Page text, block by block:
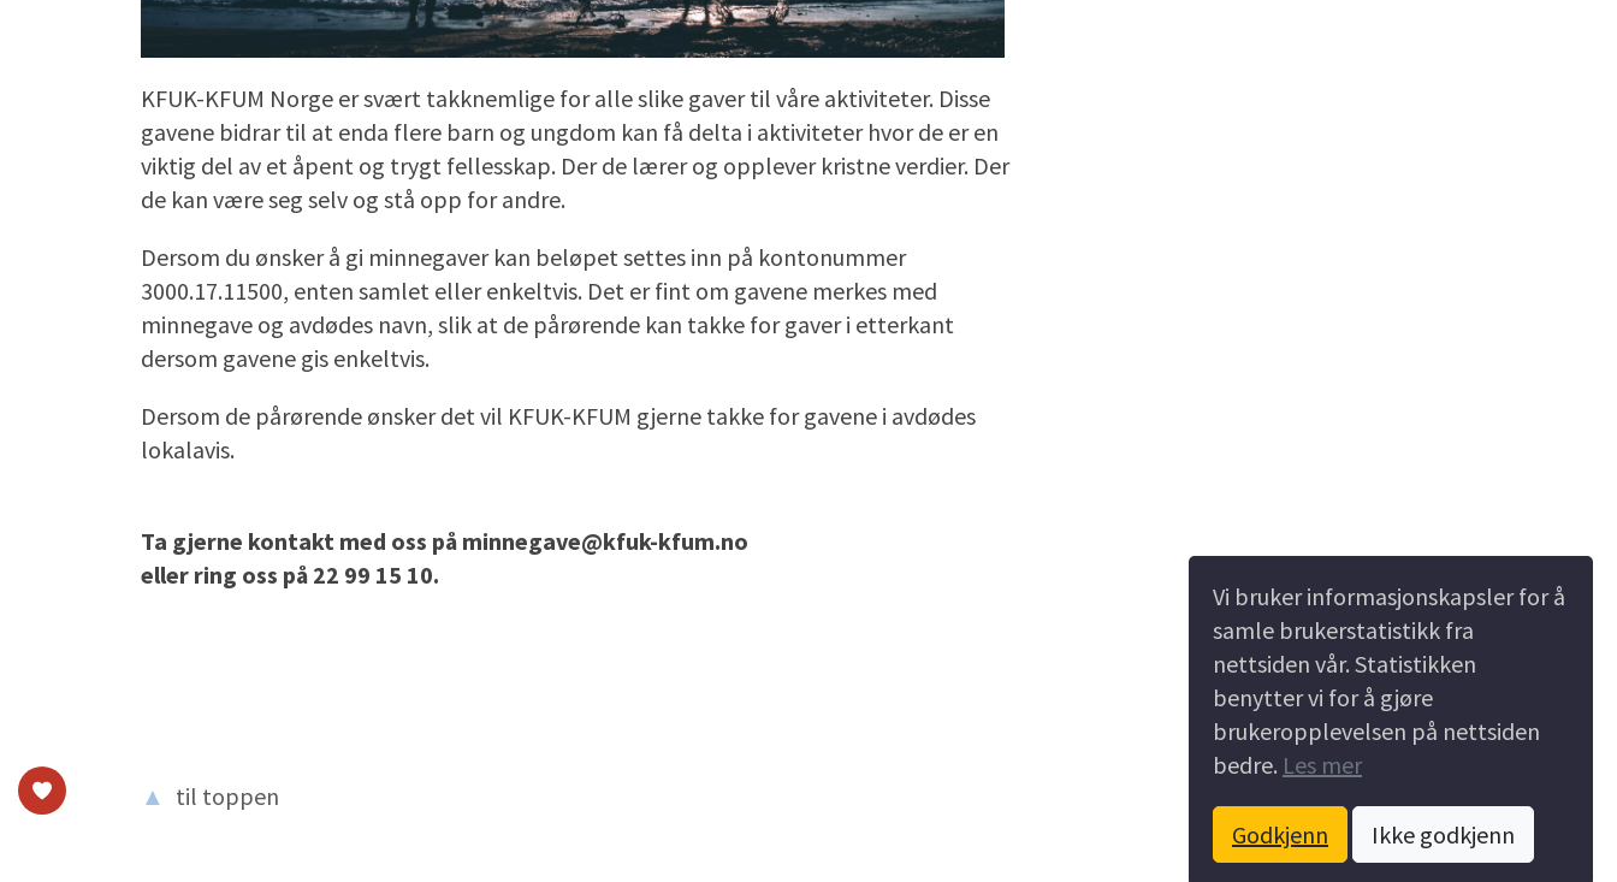
KFUK-KFUM Norge er svært takknemlige for alle slike gaver til våre aktiviteter. Disse
gavene bidrar til at enda flere barn og ungdom kan få delta i aktiviteter hvor de er en
viktig del av et åpent og trygt fellesskap. Der de lærer og opplever kristne verdier. Der
de kan være seg selv og stå opp for andre.
Dersom du ønsker å gi minnegaver kan beløpet settes inn på kontonummer
3000.17.11500, enten samlet eller enkeltvis. Det er fint om gavene merkes med
minnegave og avdødes navn, slik at de pårørende kan takke for gaver i etterkant
dersom gavene gis enkeltvis.
Dersom de pårørende ønsker det vil KFUK-KFUM gjerne takke for gavene i avdødes
lokalavis.
Ta gjerne kontakt med oss på minnegave@kfuk-kfum.no
eller ring oss på 22 99 15 10.
▲ til toppen
Vi bruker informasjonskapsler for å
samle brukerstatistikk fra
nettsiden vår. Statistikken
benytter vi for å gjøre
brukeropplevelsen på nettsiden
bedre. Les mer
Godkjenn Ikke godkjenn